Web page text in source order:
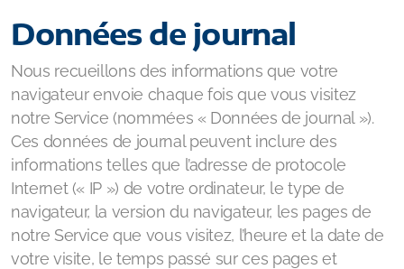
Données de journal
Nous recueillons des informations que votre
navigateur envoie chaque fois que vous visitez
notre Service (nommées « Données de journal »).
Ces données de journal peuvent inclure des
informations telles que l’adresse de protocole
Internet (« IP ») de votre ordinateur, le type de
navigateur, la version du navigateur, les pages de
notre Service que vous visitez, l’heure et la date de
votre visite, le temps passé sur ces pages et